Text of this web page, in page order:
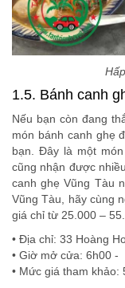
1.5. Bánh canh
Nếu bạn còn đang
món bánh canh ghẹ
bạn. Đây là một
cũng nhận được
canh ghẹ Vũng Tàu
Vũng Tàu, hãy cùng
giá chỉ từ 25.000 –
• Địa chỉ: 33 Hoàng
• Giờ mở cửa: 6h00 -
• Mức giá tham khảo: